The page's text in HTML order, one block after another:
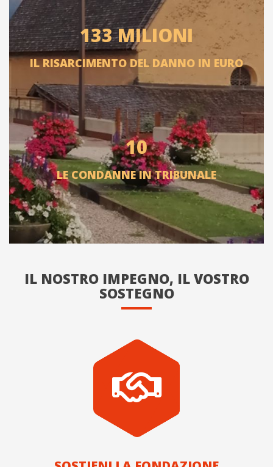
133 MILIONI
IL RISARCIMENTO DEL DANNO IN EURO
10
LE CONDANNE IN TRIBUNALE
IL NOSTRO IMPEGNO, IL VOSTRO
SOSTEGNO